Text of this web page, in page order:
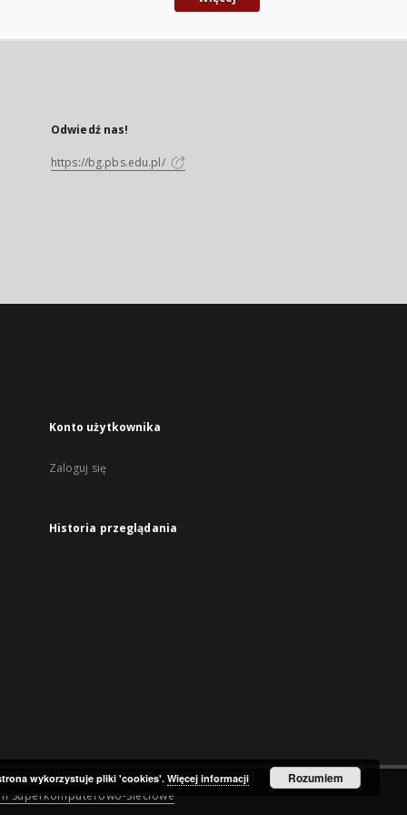
Odwiedź nas!
https://bg.pbs.edu.pl/
Konto użytkownika
Zaloguj się
Historia przeglądania
Superkomputerowo-Sieciowe
wykorzystuje pliki 'cookies'.Więcej informacji Rozumiem